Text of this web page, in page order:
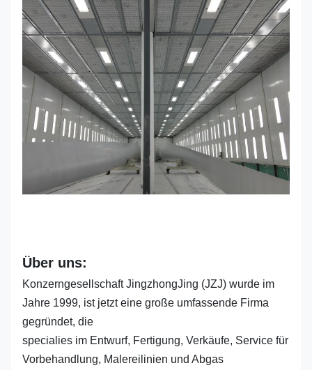
Über uns:
Konzerngesellschaft JingzhongJing (JZJ) wurde im
Jahre 1999, ist jetzt eine große umfassende Firma
gegründet, die
specialies im Entwurf, Fertigung, Verkäufe, Service für
Vorbehandlung, Malereilinien und Abgas